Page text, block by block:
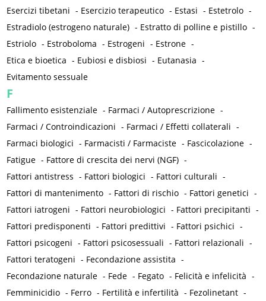
Esercizi tibetani - Esercizio terapeutico - Estasi - Estetrolo -
Estradiolo (estrogeno naturale) - Estratto di polline e pistillo -
Estriolo - Estroboloma - Estrogeni - Estrone -
Etica e bioetica - Eubiosi e disbiosi - Eutanasia -
Evitamento sessuale
F
Fallimento esistenziale - Farmaci / Autoprescrizione -
Farmaci / Controindicazioni - Farmaci / Effetti collaterali -
Farmaci biologici - Farmacisti / Farmaciste - Fascicolazione -
Fatigue - Fattore di crescita dei nervi (NGF) -
Fattori antistress - Fattori biologici - Fattori culturali -
Fattori di mantenimento - Fattori di rischio - Fattori genetici -
Fattori iatrogeni - Fattori neurobiologici - Fattori precipitanti -
Fattori predisponenti - Fattori predittivi - Fattori psichici -
Fattori psicogeni - Fattori psicosessuali - Fattori relazionali -
Fattori teratogeni - Fecondazione assistita -
Fecondazione naturale - Fede - Fegato - Felicità e infelicità -
Femminicidio - Ferro - Fertilità e infertilità - Fezolinetant -